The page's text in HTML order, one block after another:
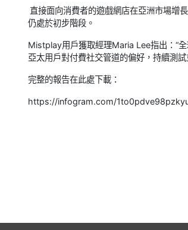
直接面向消費者的遊戲網店在亞洲市場增
仍處於初步階段。
Mistplay用戶獲取經理Maria Lee指出：“
亞太用戶對付費社交管道的偏好，持續測
完整的報告在此處下載：
https://infogram.com/